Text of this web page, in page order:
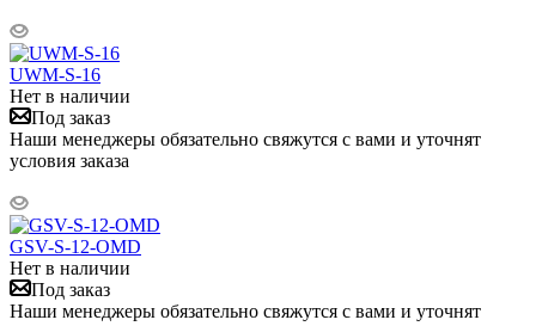
UWM-S-16
Нет в наличии
Под заказ
Наши менеджеры обязательно свяжутся с вами и уточнят
условия заказа
GSV-S-12-OMD
Нет в наличии
Под заказ
Наши менеджеры обязательно свяжутся с вами и уточнят